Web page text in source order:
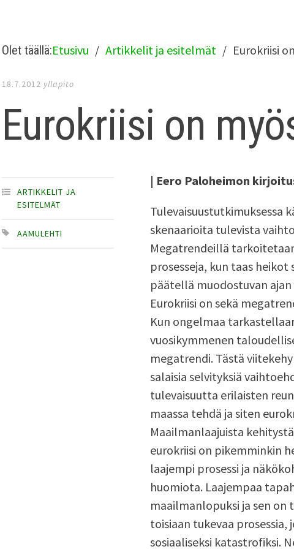
Olet täällä:Etusivu Artikkelit ja esitelmät Eurokriisi
18.7.2012 yllapito
Eurokriisi on
ARTIKKELIT JA
ESITELMÄT
AAMULEHTI
| Eero Paloheimon
Tulevaisuustutkimuksessa
skenaarioita tulevista
Megatrendeillä
prosesseja, kun taas
päätellä muodostuvan
Eurokriisi on sekä
Kun ongelmaa
vuosikymmenen
megatrendi. Tästä
salaisia selvityksiä
tulevaisuutta erilaisten
maassa tehdä ja siten
Maailmanlaajuista
eurokriisi on pikemminkin
laajempi prosessi ja
huomiota. Laajempaa
maailmanlopuksi ja sen on
toisiaan tukevaa
sosiaaliseksi katastrofiksi.